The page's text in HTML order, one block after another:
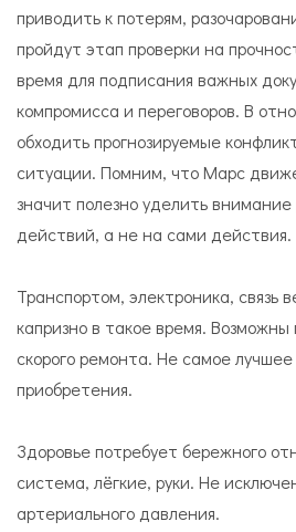
приводить к потерям,
пройдут этап проверки на
время для подписания важных
компромисса и переговоров. В
обходить прогнозируемые
ситуации. Помним, что Марс
значит полезно уделить
действий, а не на сами действия.
Транспортом, электроника, связь
капризно в такое время.
скорого ремонта. Не самое
приобретения.
Здоровье потребует бережного
система, лёгкие, руки. Не
артериального давления.